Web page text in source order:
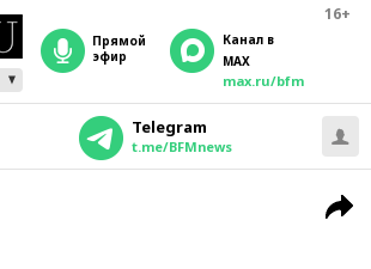
16+
прямой
эфир
Канал в
MAX
max.ru/bfm
Telegram
t.me/BFMnews